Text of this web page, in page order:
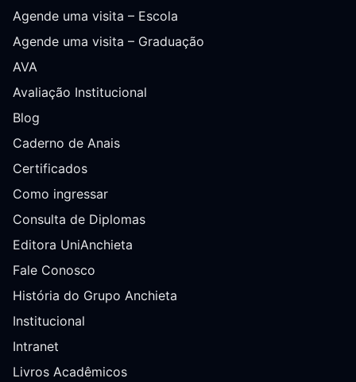
Agende uma visita – Escola
Agende uma visita – Graduação
AVA
Avaliação Institucional
Blog
Caderno de Anais
Certificados
Como ingressar
Consulta de Diplomas
Editora UniAnchieta
Fale Conosco
História do Grupo Anchieta
Institucional
Intranet
Livros Acadêmicos